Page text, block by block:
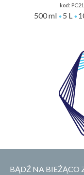
kod:
500 ml 5 L
BĄDŹ NA BIEŻĄCO